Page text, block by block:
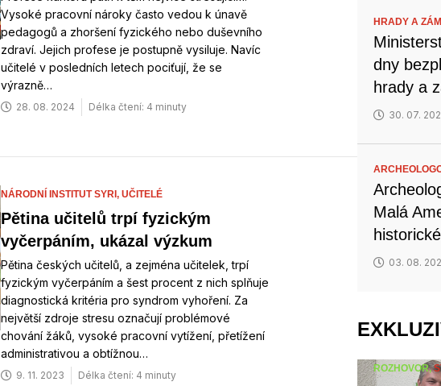
Vysoké pracovní nároky často vedou k únavě
pedagogů a zhoršení fyzického nebo duševního
zdraví. Jejich profese je postupně vysiluje. Navíc
učitelé v posledních letech pociťují, že se
výrazně…
28. 08. 2024 Délka čtení: 4 minuty
NÁRODNÍ INSTITUT SYRI, UČITELÉ
Pětina učitelů trpí fyzickým
vyčerpáním, ukázal výzkum
Pětina českých učitelů, a zejména učitelek, trpí
fyzickým vyčerpáním a šest procent z nich splňuje
diagnostická kritéria pro syndrom vyhoření. Za
největší zdroje stresu označují problémové
chování žáků, vysoké pracovní vytížení, přetížení
administrativou a obtížnou…
9. 11. 2023 Délka čtení: 4 minuty
HRADY A
dny
hrady a
30. 07.
Malá
03. 08.
ROZHOVOR,